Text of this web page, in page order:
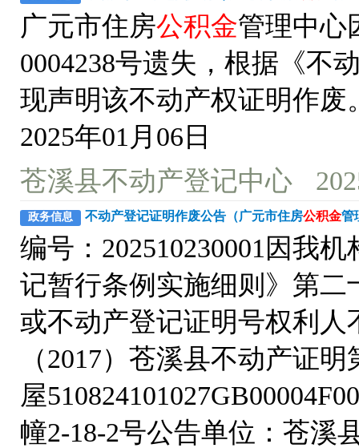
广元市住房公积金管理中心
0004238号遗失，根据《不
现声明该不动产权证明作
2025年01月06日
苍溪县不动产登记中心
政务信息 不动产登记证明作废公告（广元市住房公积金管
编号：202510230001因我
记暂行条例实施细则》第
或不动产登记证明号权利
（2017）苍溪县不动产证
屋
幢2-18-2号公告单位：苍溪